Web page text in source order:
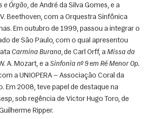
e Órgão
V. Beethoven, com a Orquestra Sinfônica
Em outubro de 1999, passou a integrar o
de São Paulo, com o qual apresentou
Carmina Burana, de Carl Orff, a Missa da
A. Mozart, e a Sinfonia nº 9 em Ré Menor Op.
a UNIOPERA — Associação Coral da
Em 2008, teve papel de destaque na
Ripper.